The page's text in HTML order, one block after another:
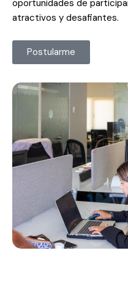
oportunidades de
atractivos y desafiantes.
Postularme